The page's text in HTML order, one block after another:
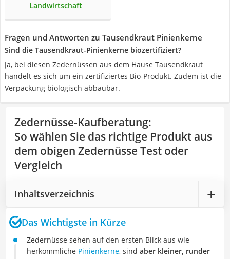
Landwirtschaft
Fragen und Antworten zu Tausendkraut Pinienkerne
Sind die Tausendkraut-Pinienkerne biozertifiziert?
Ja, bei diesen Zedernüssen aus dem Hause Tausendkraut
handelt es sich um ein zertifiziertes Bio-Produkt. Zudem ist die
Verpackung biologisch abbaubar.
Zedernüsse-Kaufberatung:
So wählen Sie das richtige Produkt aus
dem obigen Zedernüsse Test oder
Vergleich
Inhaltsverzeichnis
Das Wichtigste in Kürze
Zedernüsse sehen auf den ersten Blick aus wie
herkömmliche Pinienkerne, sind aber kleiner, runder